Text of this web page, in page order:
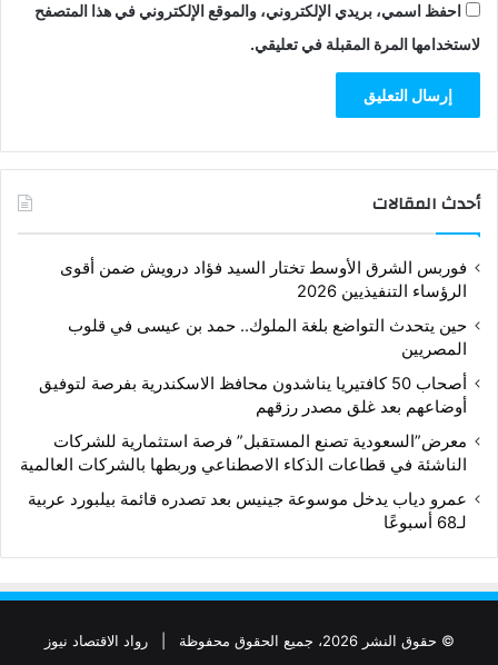
احفظ اسمي، بريدي الإلكتروني، والموقع الإلكتروني في هذا المتصفح
لاستخدامها المرة المقبلة في تعليقي.
أحدث المقالات
فوربس الشرق الأوسط تختار السيد فؤاد درويش ضمن أقوى
الرؤساء التنفيذيين 2026
حين يتحدث التواضع بلغة الملوك.. حمد بن عيسى في قلوب
المصريين
أصحاب 50 كافتيريا يناشدون محافظ الاسكندرية بفرصة لتوفيق
أوضاعهم بعد غلق مصدر رزقهم
معرض”السعودية تصنع المستقبل” فرصة استثمارية للشركات
الناشئة في قطاعات الذكاء الاصطناعي وربطها بالشركات العالمية
عمرو دياب يدخل موسوعة جينيس بعد تصدره قائمة بيلبورد عربية
لـ68 أسبوعًا
© حقوق النشر 2026، جميع الحقوق محفوظة | رواد الاقتصاد نيوز